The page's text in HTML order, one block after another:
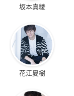
坂本真綾
花江夏樹